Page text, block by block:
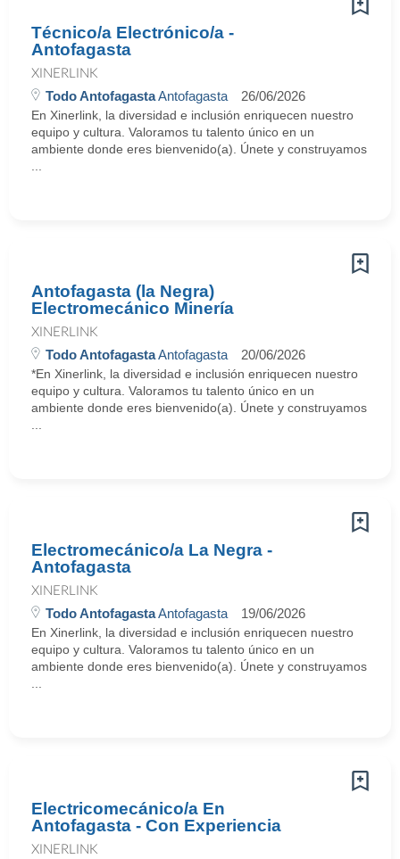
Técnico/a Electrónico/a -
Antofagasta
XINERLINK
Todo AntofagastaAntofagasta 26/06/2026
En Xinerlink, la diversidad e inclusión enriquecen nuestro
equipo y cultura. Valoramos tu talento único en un
ambiente donde eres bienvenido(a). Únete y construyamos
Antofagasta (la Negra)
Electromecánico Minería
XINERLINK
Todo AntofagastaAntofagasta 20/06/2026
*En Xinerlink, la diversidad e inclusión enriquecen nuestro
equipo y cultura. Valoramos tu talento único en un
ambiente donde eres bienvenido(a). Únete y construyamos
Electromecánico/a La Negra -
Antofagasta
XINERLINK
Todo AntofagastaAntofagasta 19/06/2026
En Xinerlink, la diversidad e inclusión enriquecen nuestro
equipo y cultura. Valoramos tu talento único en un
ambiente donde eres bienvenido(a). Únete y construyamos
Electricomecánico/a En
Antofagasta - Con Experiencia
XINERLINK